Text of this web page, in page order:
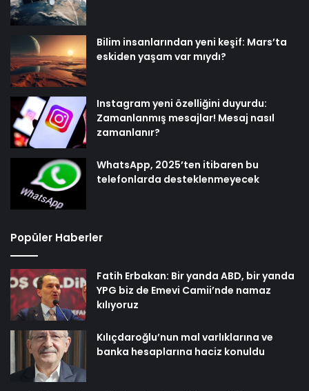
Bilim insanlarından yeni keşif: Mars’ta
eskiden yaşam var mıydı?
Instagram yeni özelliğini duyurdu:
Zamanlanmış mesajlar! Mesaj nasıl
zamanlanır?
WhatsApp, 2025’ten itibaren bu
telefonlarda desteklenmeyecek
Popüler Haberler
Fatih Erbakan: Bir yanda ABD, bir yanda
YPG biz de Emevi Camii’nde namaz
kılıyoruz
Kılıçdaroğlu’nun mal varlıklarına ve
banka hesaplarına haciz konuldu